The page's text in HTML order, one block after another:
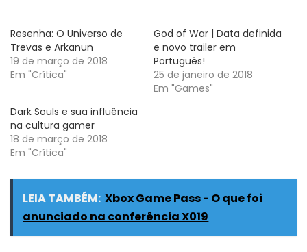
Resenha: O Universo de
Trevas e Arkanun
19 de março de 2018
Em "Crítica"
God of War | Data definida
e novo trailer em
Português!
25 de janeiro de 2018
Em "Games"
Dark Souls e sua influência
na cultura gamer
18 de março de 2018
Em "Crítica"
LEIA TAMBÉM: Xbox Game Pass - O que foi
anunciado na conferência X019